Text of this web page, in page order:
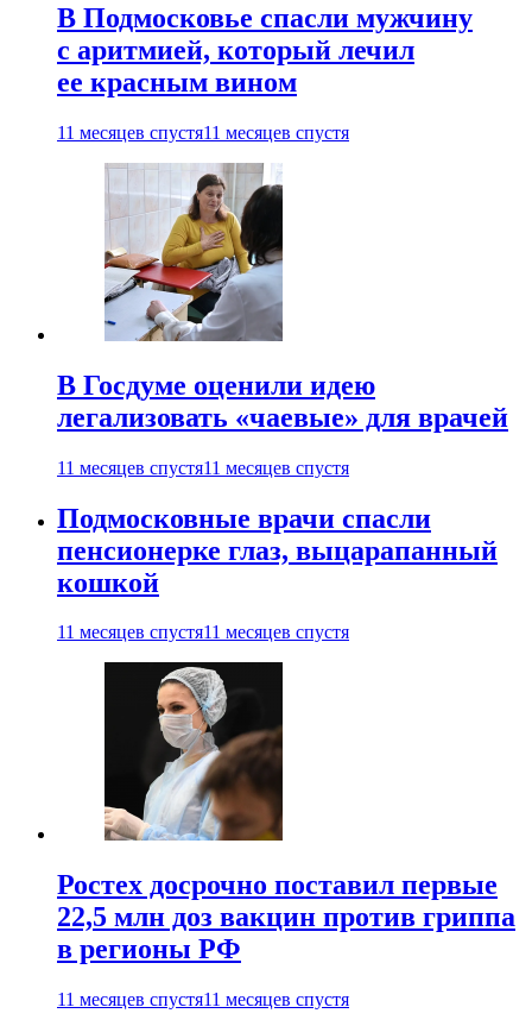
В Подмосковье спасли мужчину
с аритмией, который лечил
ее красным вином
11 месяцев спустя11 месяцев спустя
В Госдуме оценили идею
легализовать «чаевые» для врачей
11 месяцев спустя11 месяцев спустя
Подмосковные врачи спасли
пенсионерке глаз, выцарапанный
кошкой
11 месяцев спустя11 месяцев спустя
Ростех досрочно поставил первые
22,5 млн доз вакцин против гриппа
в регионы РФ
11 месяцев спустя11 месяцев спустя